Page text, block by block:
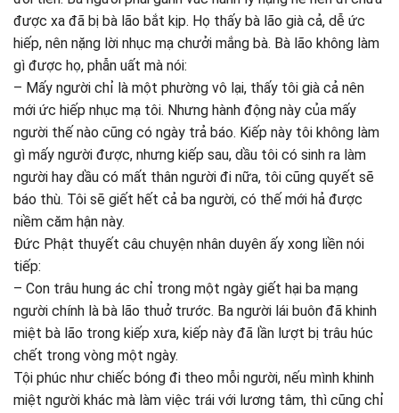
được xa đã bị bà lão bắt kịp. Họ thấy bà lão già cả, dễ ức
hiếp, nên nặng lời nhục mạ chưởi mắng bà. Bà lão không làm
gì được họ, phẫn uất mà nói:
– Mấy người chỉ là một phường vô lại, thấy tôi già cả nên
mới ức hiếp nhục mạ tôi. Nhưng hành động này của mấy
người thế nào cũng có ngày trả báo. Kiếp này tôi không làm
gì mấy người được, nhưng kiếp sau, dầu tôi có sinh ra làm
người hay dầu có mất thân người đi nữa, tôi cũng quyết sẽ
báo thù. Tôi sẽ giết hết cả ba người, có thế mới hả được
niềm căm hận này.
Đức Phật thuyết câu chuyện nhân duyên ấy xong liền nói
tiếp:
– Con trâu hung ác chỉ trong một ngày giết hại ba mạng
người chính là bà lão thuở trước. Ba người lái buôn đã khinh
miệt bà lão trong kiếp xưa, kiếp này đã lần lượt bị trâu húc
chết trong vòng một ngày.
Tội phúc như chiếc bóng đi theo mỗi người, nếu mình khinh
miệt người khác mà làm việc trái với lương tâm, thì cũng chỉ